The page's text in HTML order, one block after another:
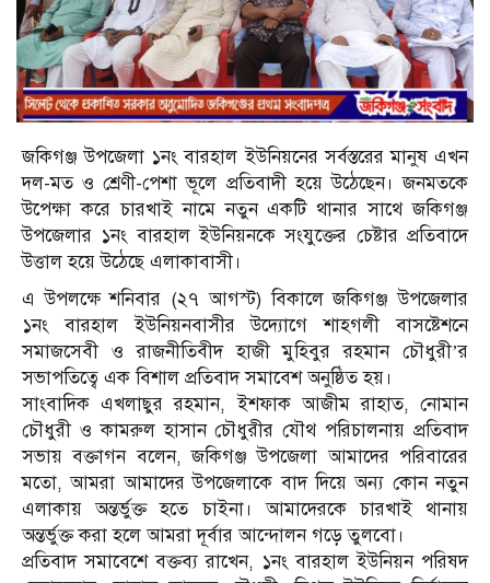
জকিগঞ্জ উপজেলা ১নং বারহাল ইউনিয়নের সর্বস্তরের মানুষ এখন
দল-মত ও শ্রেণী-পেশা ভূলে প্রতিবাদী হয়ে উঠেছেন। জনমতকে
উপেক্ষা করে চারখাই নামে নতুন একটি থানার সাথে জকিগঞ্জ
উপজেলার ১নং বারহাল ইউনিয়নকে সংযুক্তের চেষ্টার প্রতিবাদে
উত্তাল হয়ে উঠেছে এলাকাবাসী।
এ উপলক্ষে শনিবার (২৭ আগস্ট) বিকালে জকিগঞ্জ উপজেলার
১নং বারহাল ইউনিয়নবাসীর উদ্যোগে শাহগলী বাসষ্টেশনে
সমাজসেবী ও রাজনীতিবীদ হাজী মুহিবুর রহমান চৌধুরী’র
সভাপতিত্বে এক বিশাল প্রতিবাদ সমাবেশ অনুষ্ঠিত হয়।
সাংবাদিক এখলাছুর রহমান, ইশফাক আজীম রাহাত, নোমান
চৌধুরী ও কামরুল হাসান চৌধুরীর যৌথ পরিচালনায় প্রতিবাদ
সভায় বক্তাগন বলেন, জকিগঞ্জ উপজেলা আমাদের পরিবারের
মতো, আমরা আমাদের উপজেলাকে বাদ দিয়ে অন্য কোন নতুন
এলাকায় অন্তর্ভুক্ত হতে চাইনা। আমাদেরকে চারখাই থানায়
অন্তর্ভুক্ত করা হলে আমরা দূর্বার আন্দোলন গড়ে তুলবো।
প্রতিবাদ সমাবেশে বক্তব্য রাখেন, ১নং বারহাল ইউনিয়ন পরিষদ